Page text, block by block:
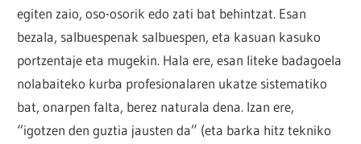
egiten zaio, oso-osorik edo zati bat behintzat. Esan
bezala, salbuespenak salbuespen, eta kasuan kasuko
portzentaje eta mugekin. Hala ere, esan liteke badagoela
nolabaiteko kurba profesionalaren ukatze sistematiko
bat, onarpen falta, berez naturala dena. Izan ere,
“igotzen den guztia jausten da” (eta barka hitz tekniko